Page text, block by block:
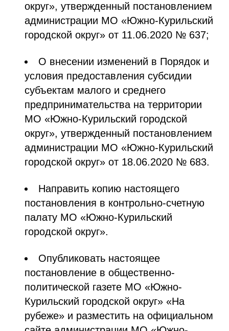
округ», утвержденный постановлением
администрации МО «Южно-Курильский
городской округ» от 11.06.2020 № 637;
О внесении изменений в Порядок и
условия предоставления субсидии
субъектам малого и среднего
предпринимательства на территории
МО «Южно-Курильский городской
округ», утвержденный постановлением
администрации МО «Южно-Курильский
городской округ» от 18.06.2020 № 683.
Направить копию настоящего
постановления в контрольно-счетную
палату МО «Южно-Курильский
городской округ».
Опубликовать настоящее
постановление в общественно-
политической газете МО «Южно-
Курильский городской округ» «На
рубеже» и разместить на официальном